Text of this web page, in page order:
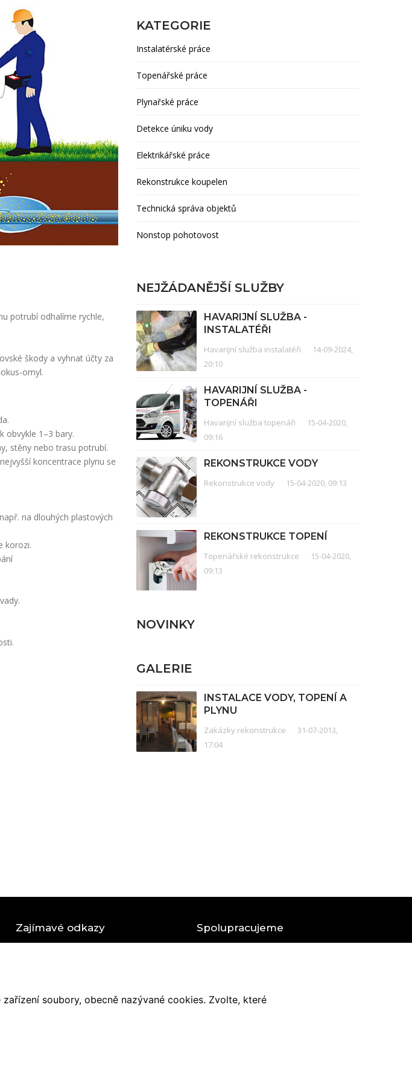
potrubí odhalíme rychle,
škody a vyhnat účty za
omyl.
obvykle 1–3 bary.
stěny nebo trasu potrubí.
koncentrace plynu se
na dlouhých plastových
korozi.
KATEGORIE
Instalatérské práce
Topenářské práce
Plynařské práce
Detekce úniku vody
Elektrikářské práce
Rekonstrukce koupelen
Technická správa objektů
Nonstop pohotovost
NEJŽÁDANĚJŠÍ SLUŽBY
HAVARIJNÍ SLUŽBA -
INSTALATÉŘI
Havarijní služba instalatéři
14-09-2024,
20:10
HAVARIJNÍ SLUŽBA -
TOPENÁŘI
Havarijní služba topenáři
15-04-2020,
09:16
REKONSTRUKCE VODY
Rekonstrukce vody 15-04-2020, 09:13
REKONSTRUKCE TOPENÍ
Topenářské rekonstrukce
15-04-2020,
09:13
NOVINKY
GALERIE
INSTALACE VODY, TOPENÍ A
PLYNU
Zakázky rekonstrukce
31-07-2013,
17:04
Zajímavé odkazy
Zásady cookies (EU)
Spolupracujeme
Správa nemovitostí DUDA SVD
soubory, obecně nazývané cookies. Zvolte, které